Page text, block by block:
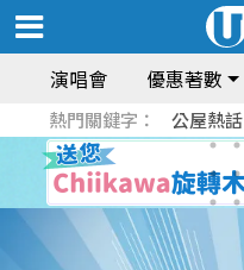
演唱會 優惠著數
熱門關鍵字： 公屋熱話